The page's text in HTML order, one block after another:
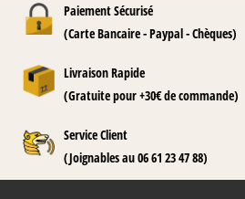
Paiement Sécurisé
(Carte Bancaire - Paypal - Chèques)
Livraison Rapide
(Gratuite pour +30€ de commande)
Service Client
(Joignables au 06 61 23 47 88)